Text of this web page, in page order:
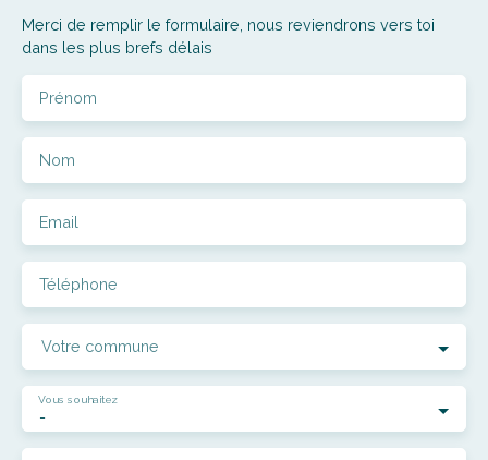
Merci de remplir le formulaire, nous reviendrons vers toi
dans les plus brefs délais
Prénom
Nom
Email
Téléphone
Votre commune
-
Vous souhaitez